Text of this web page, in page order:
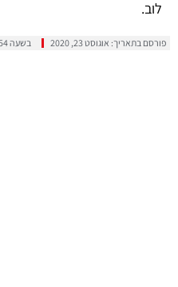
לוב.
פורסם בתאריך: אוגוסט 23, 2020 בשעה